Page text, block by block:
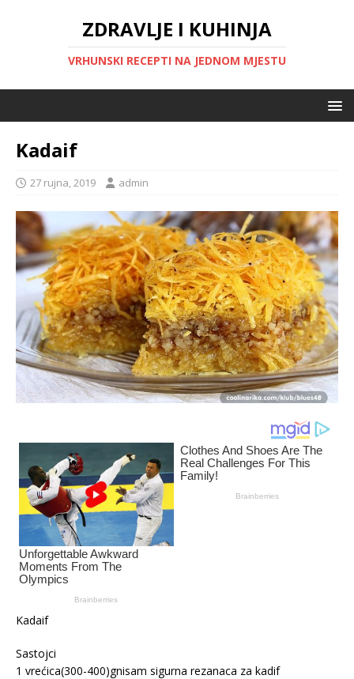
ZDRAVLJE I KUHINJA
VRHUNSKI RECEPTI NA JEDNOM MJESTU
Kadaif
27 rujna, 2019 admin
Kadaif
Sastojci
1 vrećica(300-400)gnisam sigurna rezanaca za kadif